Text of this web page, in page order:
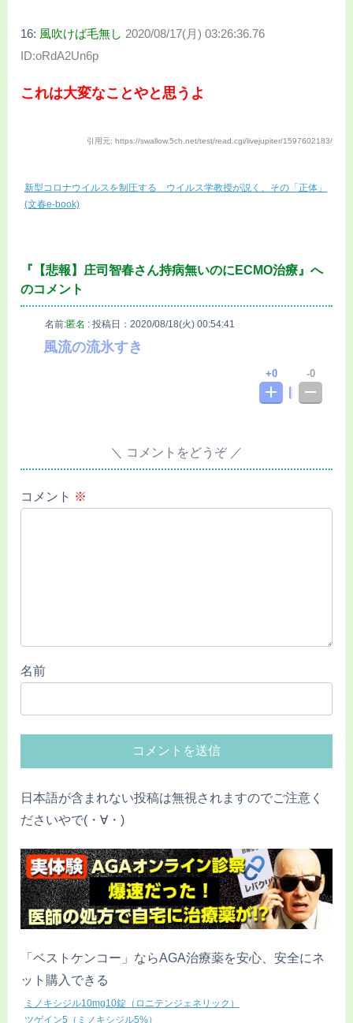
16: 風吹けば毛無し 2020/08/17(月) 03:26:36.76
ID:oRdA2Un6p
これは大変なことやと思うよ
引用元: https://swallow.5ch.net/test/read.cgi/livejupiter/1597602183/
新型コロナウイルスを制圧する ウイルス学教授が説く、その「正体」
(文春e-book)
『【悲報】庄司智春さん持病無いのにECMO治療』へ
のコメント
名前:匿名 : 投稿日：2020/08/18(火) 00:54:41
風流の流氷すき
0 0
コメントをどうぞ
コメント ※
名前
日本語が含まれない投稿は無視されますのでご注意く
ださいやで(・∀・)
「ベストケンコー」ならAGA治療薬を安心、安全にネ
ット購入できる
ミノキシジル10mg10錠（ロニテンジェネリック）
ツゲイン5（ミノキシジル5%）